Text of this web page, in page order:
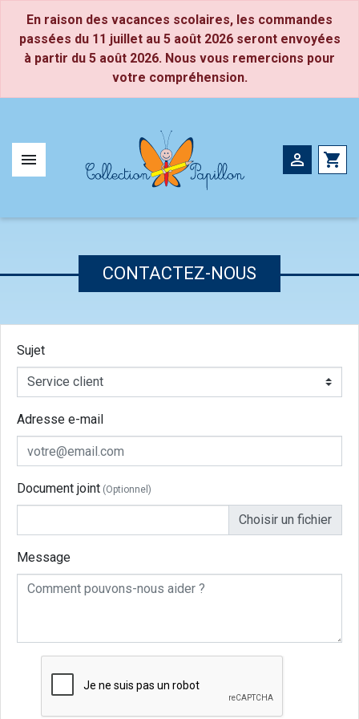
En raison des vacances scolaires, les commandes
passées du 11 juillet au 5 août 2026 seront envoyées
à partir du 5 août 2026. Nous vous remercions pour
votre compréhension.
  shopping_cart
CONTACTEZ-NOUS
Sujet
Adresse e-mail
Document joint (Optionnel)
Message
Petite Section
Moyenne Section
Grande Section
CP
CE1
CE2